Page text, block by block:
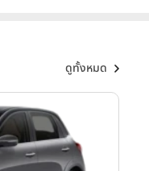
รักษาสัดส่วนกำไรขั้นต้น
ารบริหารพอร์ตธุรกิจ
ะสิทธิภาพในการดำเนิน
ดูทั้งหมด